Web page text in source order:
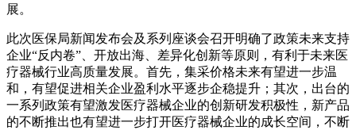
展。
此次医保局新闻发布会及系列座谈会召开明确了政策未来支持
企业“反内卷”、开放出海、差异化创新等原则，有利于未来医
疗器械行业高质量发展。首先，集采价格未来有望进一步温
和，有望促进相关企业盈利水平逐步企稳提升；其次，出台的
一系列政策有望激发医疗器械企业的创新研发积极性，新产品
的不断推出也有望进一步打开医疗器械企业的成长空间，不断